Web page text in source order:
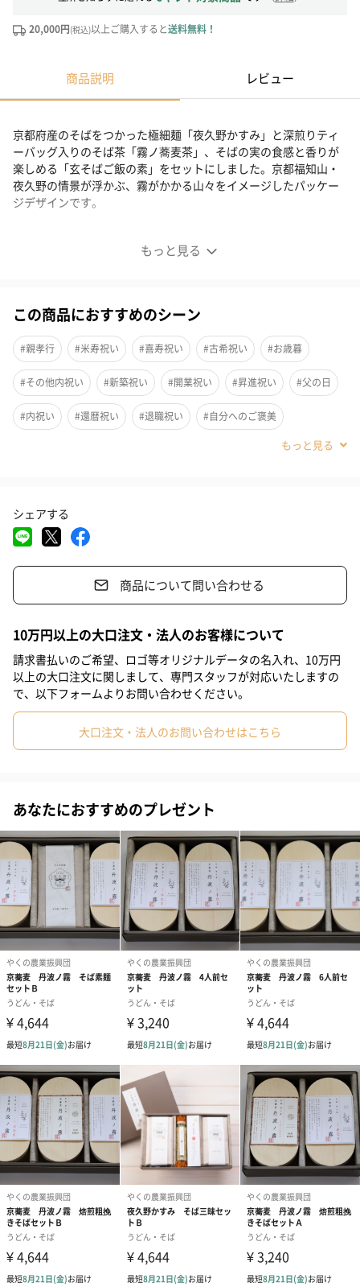
20,000円(税込)以上ご購入すると送料無料！
商品説明 レビュー
もっと見る
京都府産のそばをつかった極細麺「夜久野かすみ」と深煎りティ
ーバッグ入りのそば茶「霧ノ蕎麦茶」、そばの実の食感と香りが
楽しめる「玄そばご飯の素」をセットにしました。京都福知山・
夜久野の情景が浮かぶ、霧がかかる山々をイメージしたパッケー
ジデザインです。
「夜久野かすみ」そば三昧セット
京都府産のそばをつかった極細麺「夜久野かすみ」と、深煎りテ
ィーバッグ入りのそば茶「霧ノ蕎麦茶」、そばの実の食感と香り
が楽しめる「玄そばご飯の素」をセットにしました。
夜久野かすみ
産、無添加の1.2㎜極細麺です。なめらかでのど越しが良く蕎麦の
霧ノ蕎麦茶
京都府福知山・夜久野産の良質なそばの使い、自社焙煎したティ
ーバッグ入りのそば茶で、急須などに熱湯を注ぐだけでお手軽に
深煎りの香ばしいそば茶を楽しめます。
玄そばご飯の素
京都府福知山・夜久野産の良質なそばの外皮を取り除いたそばの
実で、白米に混ぜて炊き込むことでそばの香りとそばの実のもっ
ちりとした食感が楽しめます。
京都・夜久野について
京都府で唯一の火山「宝山」の麓、黒ボク土（火山灰）の肥沃な
土壌に覆われた夜久野高原は霧が多く、昼夜の寒暖差が大きいこ
この商品におすすめのシーン
#親孝行 #米寿祝い #喜寿祝い #古希祝い #お歳暮
#その他内祝い #新築祝い #開業祝い #昇進祝い #父の日
#内祝い #還暦祝い #退職祝い #自分へのご褒美
#上司女性
#部下男性
#祖父 #祖母
#男友達 #20代前半 #20代後半 #30代
シェアする
商品について問い合わせる
10万円以上の大口注文・法人のお客様について
請求書払いのご希望、ロゴ等オリジナルデータの名入れ、10万円
以上の大口注文に関しまして、専門スタッフが対応いたしますの
で、以下フォームよりお問い合わせください。
大口注文・法人のお問い合わせはこちら
あなたにおすすめのプレゼント